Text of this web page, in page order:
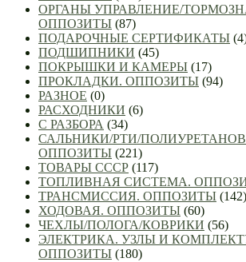
ОРГАНЫ УПРАВЛЕНИЕ/
ОППОЗИТЫ (87)
ПОДАРОЧНЫЕ СЕРТИФИКАТЫ
ПОДШИПНИКИ (45)
ПОКРЫШКИ И КАМЕРЫ (17)
ПРОКЛАДКИ. ОППОЗИТЫ (94)
РАЗНОЕ (0)
РАСХОДНИКИ (6)
С РАЗБОРА (34)
САЛЬНИКИ/РТИ/
ОППОЗИТЫ (221)
ТОВАРЫ СССР (117)
ТОПЛИВНАЯ СИСТЕМА.
ТРАНСМИССИЯ. ОППОЗИТЫ (142)
ХОДОВАЯ. ОППОЗИТЫ (60)
ЧЕХЛЫ/ПОЛОГА/КОВРИКИ (56)
ЭЛЕКТРИКА. УЗЛЫ И
ОППОЗИТЫ (180)